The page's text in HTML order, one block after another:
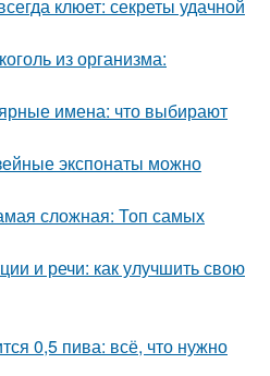
клюет: секреты удачной
из организма:
имена: что выбирают
экспонаты можно
сложная: Топ самых
и речи: как улучшить свою
0,5 пива: всё, что нужно